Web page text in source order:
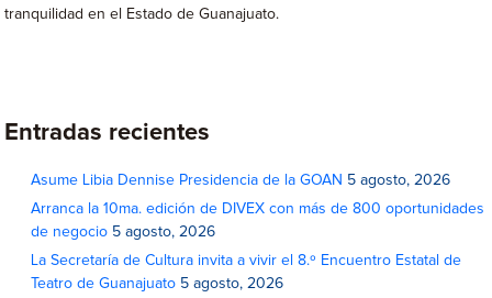
tranquilidad en el Estado de Guanajuato.
Entradas recientes
Asume Libia Dennise Presidencia de la GOAN 5 agosto, 2026
Arranca la 10ma. edición de DIVEX con más de 800 oportunidades
de negocio 5 agosto, 2026
La Secretaría de Cultura invita a vivir el 8.º Encuentro Estatal de
Teatro de Guanajuato 5 agosto, 2026